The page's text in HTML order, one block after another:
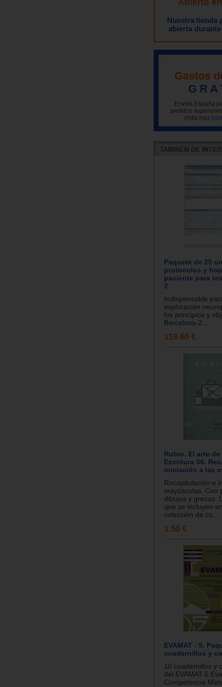
Abierto
Nuestra tienda
abierta
Gastos
G R A
Envíos España
pedidos
(más iva)
Paquete de 25
protocolos y
paciente para
2
Indispensable
exploración
los principios y
Barcelona-2....
119.60 €
Rubio. El arte de
Escritura 06.
iniciación a las
Recapitulación e
mayúsculas. Con
dibujos y grecas.
que se incluyen
colección de cu...
1.50 €
EVAMAT - 5.
cuadernillos y
10 cuadernillos y
del EVAMAT-5
Competencia